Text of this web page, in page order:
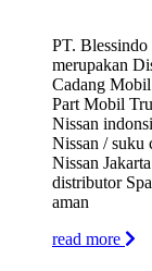
PT.
merupakan
Cadang
Part Mobil
Nissan
Nissan / suku
Nissan
distributor
aman
read more